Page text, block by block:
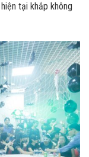
tại khắp không